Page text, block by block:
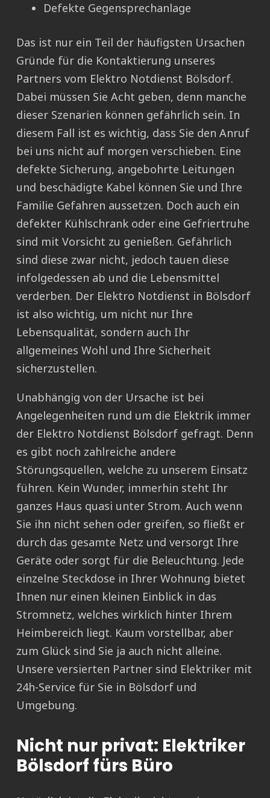
Defekte Gegensprechanlage
Das ist nur ein Teil der häufigsten Ursachen
Gründe für die Kontaktierung unseres
Partners vom Elektro Notdienst Bölsdorf.
Dabei müssen Sie Acht geben, denn manche
dieser Szenarien können gefährlich sein. In
diesem Fall ist es wichtig, dass Sie den Anruf
bei uns nicht auf morgen verschieben. Eine
defekte Sicherung, angebohrte Leitungen
und beschädigte Kabel können Sie und Ihre
Familie Gefahren aussetzen. Doch auch ein
defekter Kühlschrank oder eine Gefriertruhe
sind mit Vorsicht zu genießen. Gefährlich
sind diese zwar nicht, jedoch tauen diese
infolgedessen ab und die Lebensmittel
verderben. Der Elektro Notdienst in Bölsdorf
ist also wichtig, um nicht nur Ihre
Lebensqualität, sondern auch Ihr
allgemeines Wohl und Ihre Sicherheit
sicherzustellen.
Unabhängig von der Ursache ist bei
Angelegenheiten rund um die Elektrik immer
der Elektro Notdienst Bölsdorf gefragt. Denn
es gibt noch zahlreiche andere
Störungsquellen, welche zu unserem Einsatz
führen. Kein Wunder, immerhin steht Ihr
ganzes Haus quasi unter Strom. Auch wenn
Sie ihn nicht sehen oder greifen, so fließt er
durch das gesamte Netz und versorgt Ihre
Geräte oder sorgt für die Beleuchtung. Jede
einzelne Steckdose in Ihrer Wohnung bietet
Ihnen nur einen kleinen Einblick in das
Stromnetz, welches wirklich hinter Ihrem
Heimbereich liegt. Kaum vorstellbar, aber
zum Glück sind Sie ja auch nicht alleine.
Unsere versierten Partner sind Elektriker mit
24h-Service für Sie in Bölsdorf und
Umgebung.
Nicht nur privat: Elektriker
Bölsdorf fürs Büro